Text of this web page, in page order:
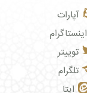
آپارات
اینستاگرام
توییتر
تلگرام
ایتا